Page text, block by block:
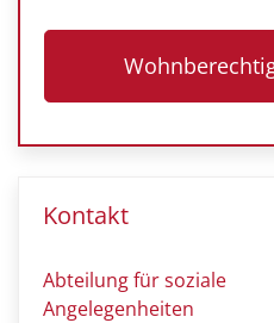
Kontakt
Abteilung für soziale
Angelegenheiten